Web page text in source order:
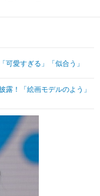
ブログ
その他
愛すぎる」「似合う」
！「絵画モデルのよう」